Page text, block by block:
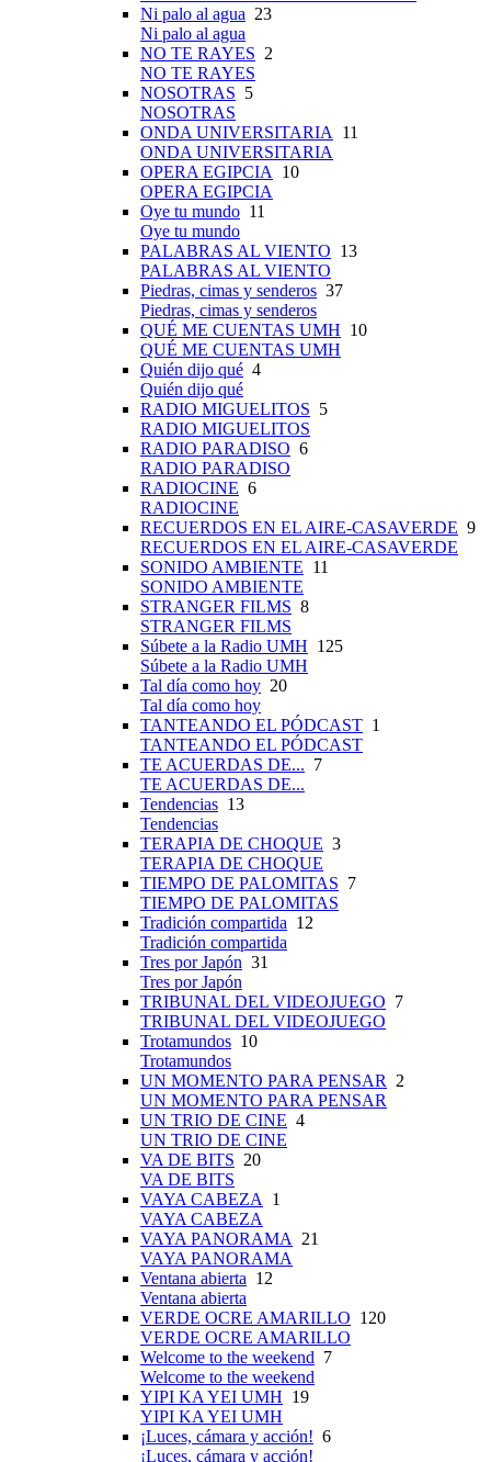
Ni palo al agua 23
Ni palo al agua
NO TE RAYES 2
NO TE RAYES
NOSOTRAS 5
NOSOTRAS
ONDA UNIVERSITARIA
11
ONDA UNIVERSITARIA
OPERA EGIPCIA
10
OPERA EGIPCIA
Oye tu mundo 11
Oye tu mundo
PALABRAS AL VIENTO 13
PALABRAS AL VIENTO
Piedras, cimas y senderos 37
Piedras, cimas y senderos
QUÉ ME CUENTAS UMH 10
QUÉ ME CUENTAS UMH
Quién dijo qué 4
Quién dijo qué
RADIO MIGUELITOS 5
RADIO MIGUELITOS
RADIO PARADISO 6
RADIO PARADISO
RADIOCINE 6
RADIOCINE
RECUERDOS EN EL AIRE-CASAVERDE 9
RECUERDOS EN EL AIRE-CASAVERDE
SONIDO AMBIENTE 11
SONIDO AMBIENTE
STRANGER FILMS 8
STRANGER FILMS
Súbete a la Radio UMH 125
Súbete a la Radio UMH
Tal día como hoy 20
Tal día como hoy
TANTEANDO EL PÓDCAST 1
TANTEANDO EL PÓDCAST
TE ACUERDAS DE... 7
TE ACUERDAS DE...
Tendencias 13
Tendencias
TERAPIA DE CHOQUE 3
TERAPIA DE CHOQUE
TIEMPO DE PALOMITAS 7
TIEMPO DE PALOMITAS
Tradición compartida 12
Tradición compartida
Tres por Japón 31
Tres por Japón
TRIBUNAL DEL VIDEOJUEGO 7
TRIBUNAL DEL VIDEOJUEGO
Trotamundos 10
Trotamundos
UN MOMENTO PARA PENSAR
2
UN MOMENTO PARA PENSAR
UN TRIO DE CINE 4
UN TRIO DE CINE
VA DE BITS 20
VA DE BITS
VAYA CABEZA
1
VAYA CABEZA
VAYA PANORAMA
21
VAYA PANORAMA
Ventana abierta 12
Ventana abierta
VERDE OCRE AMARILLO 120
VERDE OCRE AMARILLO
Welcome to the weekend 7
Welcome to the weekend
YIPI KA YEI UMH 19
YIPI KA YEI UMH
¡Luces, cámara y acción! 6
¡Luces, cámara y acción!